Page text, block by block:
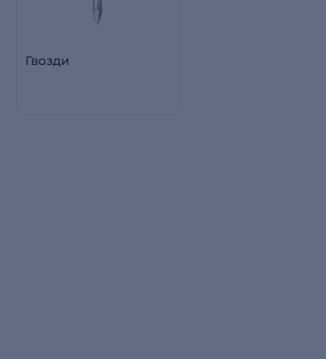
Гвозди